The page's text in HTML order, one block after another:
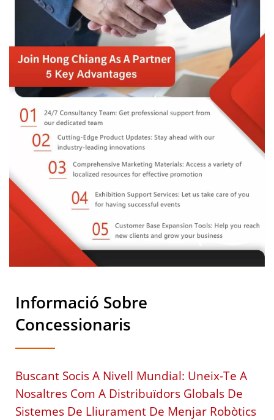
Informació Sobre
Concessionaris
Buscant Socis A Nivell Mundial: Uneix-Te A
Nosaltres Com A Distribuïdors Globals De
Sistemes De Lliurament De Menjar Robòtics